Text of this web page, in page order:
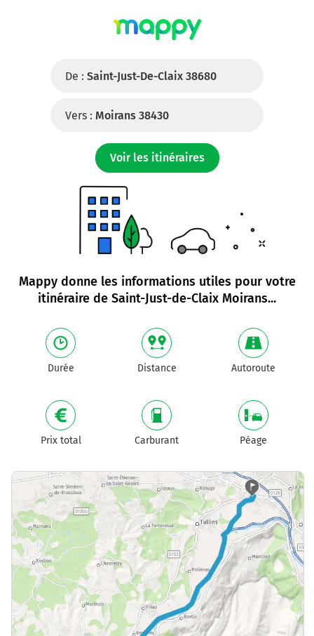
De : Saint-Just-De-Claix 38680
Vers : Moirans 38430
Voir les itinéraires
Mappy donne les informations utiles pour votre
itinéraire de Saint-Just-de-Claix Moirans...
Durée Distance Autoroute
Prix total Carburant Péage